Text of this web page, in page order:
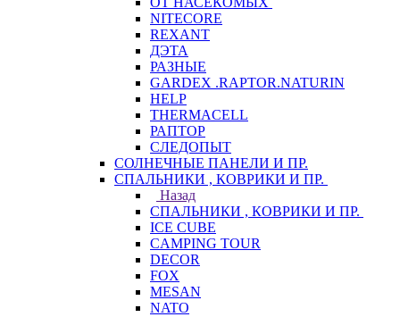
NITECORE
REXANT
ДЭТА
РАЗНЫЕ
GARDEX .RAPTOR.NATURIN
HELP
THERMACELL
РАПТОР
СЛЕДОПЫТ
СОЛНЕЧНЫЕ ПАНЕЛИ И ПР.
СПАЛЬНИКИ , КОВРИКИ И ПР.
Назад
СПАЛЬНИКИ , КОВРИКИ И ПР.
ICE CUBE
CAMPING TOUR
DECOR
FOX
MESAN
NATO